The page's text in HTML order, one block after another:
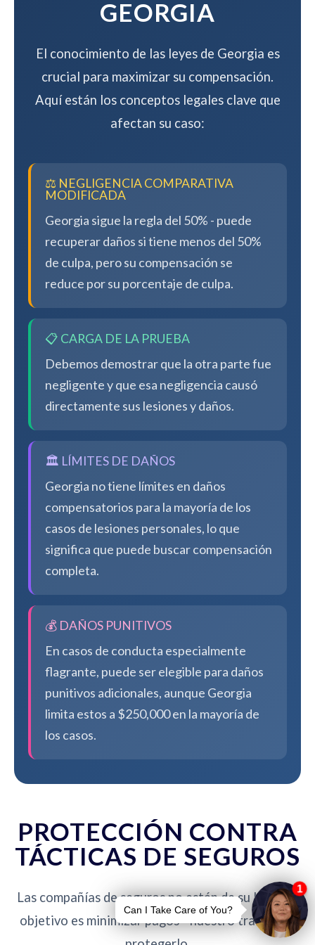
GEORGIA
El conocimiento de las leyes de Georgia es
crucial para maximizar su compensación.
Aquí están los conceptos legales clave que
afectan su caso:
⚖️ NEGLIGENCIA COMPARATIVA
MODIFICADA
Georgia sigue la regla del 50% - puede
recuperar daños si tiene menos del 50%
de culpa, pero su compensación se
reduce por su porcentaje de culpa.
📋 CARGA DE LA PRUEBA
Debemos demostrar que la otra parte fue
negligente y que esa negligencia causó
directamente sus lesiones y daños.
🏛️ LÍMITES DE DAÑOS
Georgia no tiene límites en daños
compensatorios para la mayoría de los
casos de lesiones personales, lo que
significa que puede buscar compensación
completa.
💰 DAÑOS PUNITIVOS
En casos de conducta especialmente
flagrante, puede ser elegible para daños
punitivos adicionales, aunque Georgia
limita estos a $250,000 en la mayoría de
los casos.
PROTECCIÓN CONTRA
TÁCTICAS DE SEGUROS
Las compañías de seguros no están de su lado. Su
objetivo es minimizar pagos - nuestro trabajo es